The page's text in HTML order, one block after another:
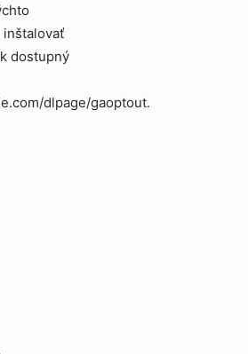
dostupný
dlpage/gaoptout.